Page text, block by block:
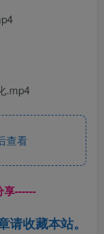
.mp4
查看
享------
收藏本站。